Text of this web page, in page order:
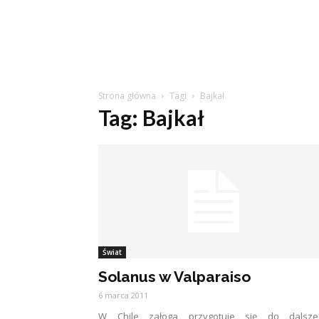
Strona główna Tagi Bajkał
Tag: Bajkał
Świat
Solanus w Valparaiso
6 marca 2011
W Chile załoga przygotuje się do